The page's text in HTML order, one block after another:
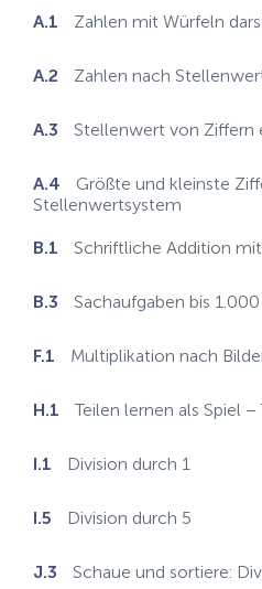
A.1 Zahlen mit Würfeln
A.2 Zahlen nach
A.3 Stellenwert von Ziffern
A.4
Größte und kleinste
Stellenwertsystem
B.1 Schriftliche Addition
B.3 Sachaufgaben bis
F.1 Multiplikation nach
H.1 Teilen lernen als Spiel
I.1 Division durch 1
I.5 Division durch 5
J.3 Schaue und sortiere: